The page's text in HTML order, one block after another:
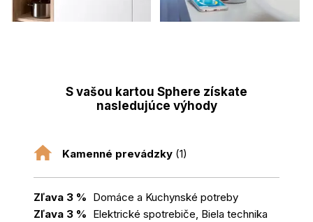
S vašou kartou Sphere získate
nasledujúce výhody
Kamenné prevádzky (1)
Zľava 3 % Domáce a Kuchynské potreby
Zľava 3 % Elektrické spotrebiče, Biela technika